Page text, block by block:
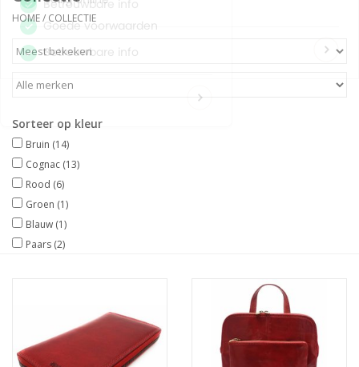
Portemonnees
Riemen
SALE %
Maat informatie
HOME COLLECTIE
Sorteer op kleur
Rood
Blauw